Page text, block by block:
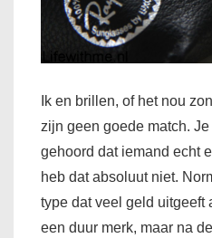
Ik en brillen, of het nou
zijn geen goede match.
gehoord dat iemand echt
heb dat absoluut niet.
type dat veel geld uitgeeft
een duur merk, maar na